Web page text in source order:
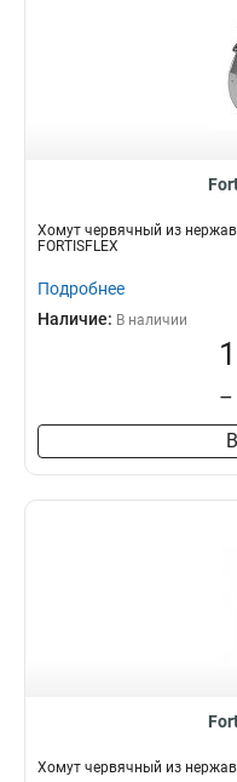
Хомут червячный из
FORTISFLEX
Подробнее
Наличие: В наличии
–
Хомут червячный из